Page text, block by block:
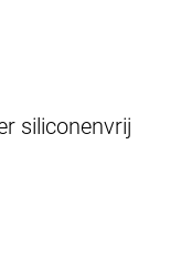
siliconenvrij